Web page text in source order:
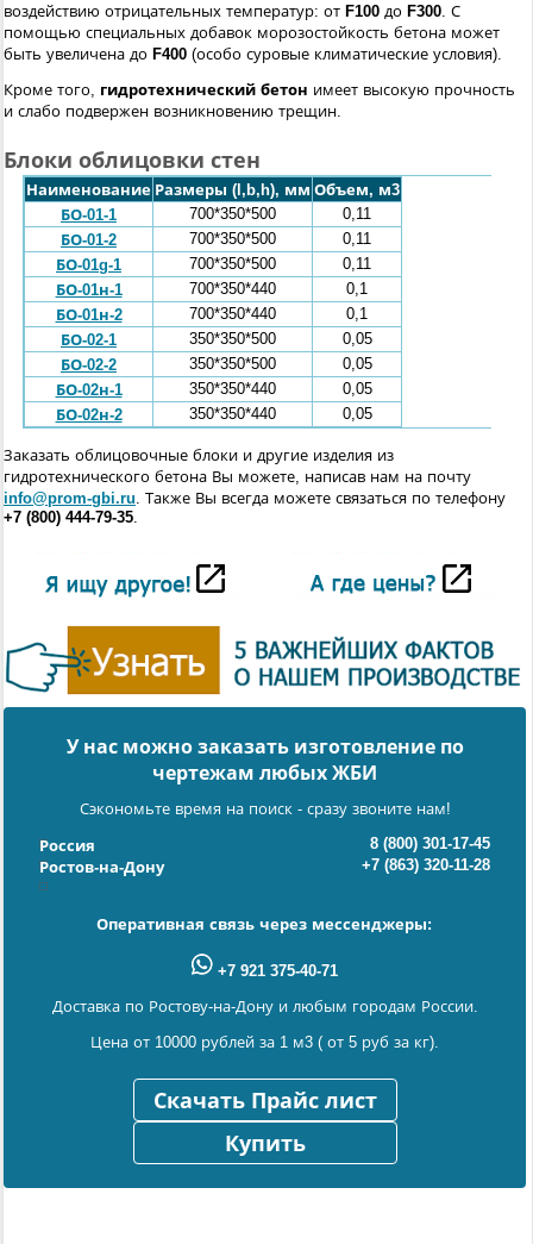
воздействию отрицательных температур: от F100 до F300 . С
помощью специальных добавок морозостойкость бетона может
быть увеличена до F400 (особо суровые климатические условия).
Кроме того, гидротехнический бетон имеет высокую прочность
и слабо подвержен возникновению трещин.
Блоки облицовки стен
Наименование Размеры (l,b,h), мм Объем, м3
БО-01-1
700*350*500
0,11
БО-01-2
700*350*500
0,11
БО-01g-1
700*350*500
0,11
БО-01н-1
700*350*440
0,1
БО-01н-2
700*350*440
0,1
БО-02-1
350*350*500
0,05
БО-02-2
350*350*500
0,05
БО-02н-1
350*350*440
0,05
БО-02н-2
350*350*440 0,05
Заказать облицовочные блоки и другие изделия из
гидротехнического бетона Вы можете, написав нам на почту
info@prom-gbi.ru . Также Вы всегда можете связаться по телефону
+7 (800) 444-79-35
У нас можно заказать изготовление по
чертежам любых ЖБИ
Сэкономьте время на поиск - сразу звоните нам!
Россия
8 (800) 301-17-45
Ростов-на-Дону
+7 (863) 320-11-28
Оперативная связь через мессенджеры:
+7 921 375-40-71
Доставка по Ростову-на-Дону и любым городам России.
Цена от 10000 рублей за 1 м3 ( от 5 руб за кг).
Скачать Прайс лист
Купить